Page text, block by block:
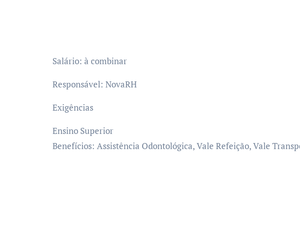
Salário: à combinar
Responsável: NovaRH
Exigências
Ensino Superior
Benefícios: Assistência Odontológica, Vale Refeição, Vale